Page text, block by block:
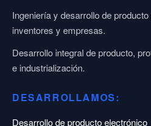
Ingeniería y desarrollo de
inventores y empresas.
Desarrollo integral de producto,
e industrialización.
DESARROLLAMOS:
Desarrollo de producto electrónico